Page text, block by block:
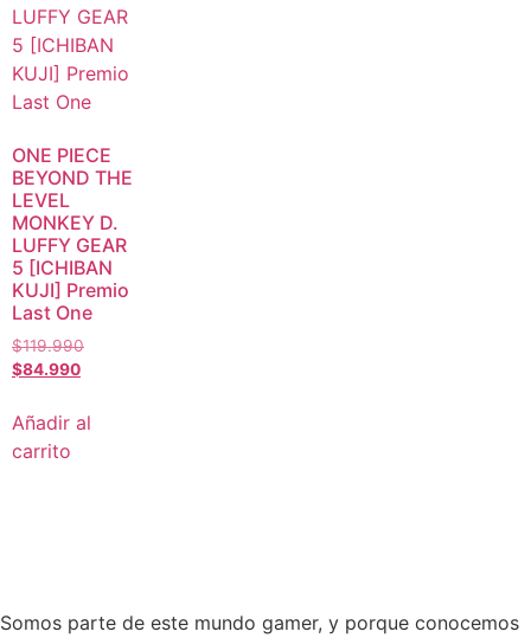
ONE PIECE
BEYOND THE
LEVEL
MONKEY D.
LUFFY GEAR
5 [ICHIBAN
KUJI] Premio
Last One
$119.990
$84.990
Añadir al
carrito
Somos parte de este mundo gamer, y porque conocemos